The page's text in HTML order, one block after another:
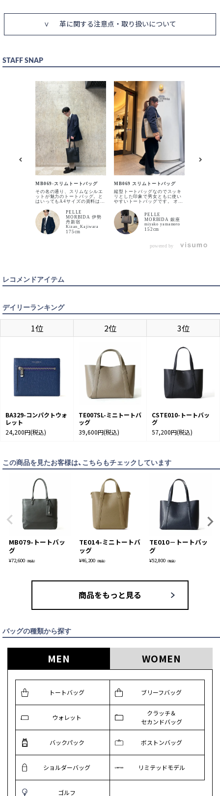
BLACK
CHACOAL GRAY カートに入れる
GREIGE カートに入れる
NAVY カートに入れる
ORANGE
入荷お知らせ
入荷お知らせ
TAUPE
入荷待ち 入荷お知らせ
革に関する注意点・取り扱いについて
STAFF SNAP
MB069-スリムトートバッグ
その名の通り、スリムなシルエ
ットが魅力のトートバッグ。と
はいってもA4サイズの資料はも
ラクラク収納できます。 ファス
ナー無しで荷物の取り出しもし
やすく、留め具はペッレモルビ
ダらしい遊び心あるディテール
でデザイン性も◎ ビジネスでも
休日使いでも活躍する人気トー
PELLE
MORBIDA 伊勢
丹新宿
Kizan_Kajiwara
175cm
MB069 スリムトートバッグ
縦型トートバッグなのでスッキ
リとした印象で男女ともに使い
やすいトートバッグです。 オン
でき休日のカフェなどによりお
持ちいただくのにピッタリで
す。
PELLE
MORBIDA 銀座
miyako yamamoto
152cm
powered by
レコメンドアイテム
デイリーランキング
1位 2位 3位
BA329-コンパクトウォ
レット
24,200円(税込)
TE007SL-ミニトートバ
ッグ
39,600円(税込)
CSTE010-トートバッ
グ
57,200円(税込)
この商品を見たお客様は、こちらもチェックしています
MB079-トートバッ
グ
¥72,600 （税込）
TE014-ミニトートバ
ッグ
¥46,200 （税込）
TE010－トートバッ
グ
¥52,800 （税込）
商品をもっと見る
バッグの種類から探す
MEN WOMEN
トートバッグ ブリーフバッグ
ウォレット
クラッチ＆
セカンドバッグ
バックパック ボストンバッグ
ショルダーバッグ リミテッドモデル
ゴルフ